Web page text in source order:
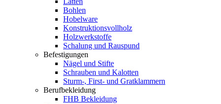
Bohlen
Hobelware
Konstruktionsvollholz
Holzwerkstoffe
Schalung und Rauspund
Befestigungen
Nägel und Stifte
Schrauben und Kalotten
Sturm-, First- und Gratklammern
Berufbekleidung
FHB Bekleidung